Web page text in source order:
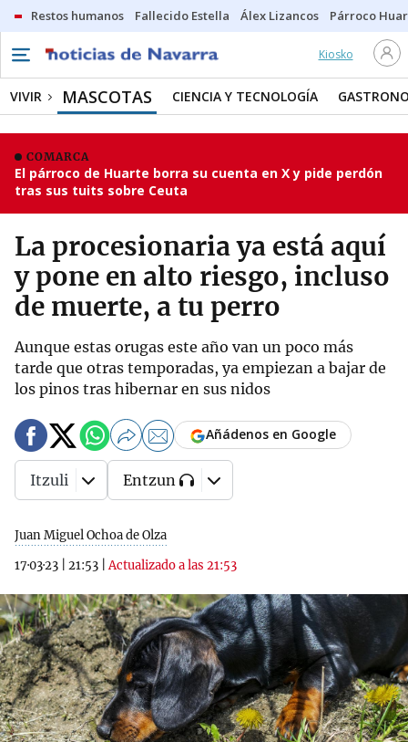
Restos humanos Fallecido Estella Álex Lizancos Párroco
Kiosko
VIVIR MASCOTAS CIENCIA Y TECNOLOGÍA
COMARCA
El párroco de Huarte borra su cuenta en X y pide perdón
tras sus tuits sobre Ceuta
La procesionaria ya está aquí
y pone en alto riesgo, incluso
de muerte, a tu perro
Aunque estas orugas este año van un poco más
tarde que otras temporadas, ya empiezan a bajar de
los pinos tras hibernar en sus nidos
Juan Miguel Ochoa de Olza
17·03·23
21:53 |Actualizado a las 21:53
Añádenos en Google
Itzuli Entzun